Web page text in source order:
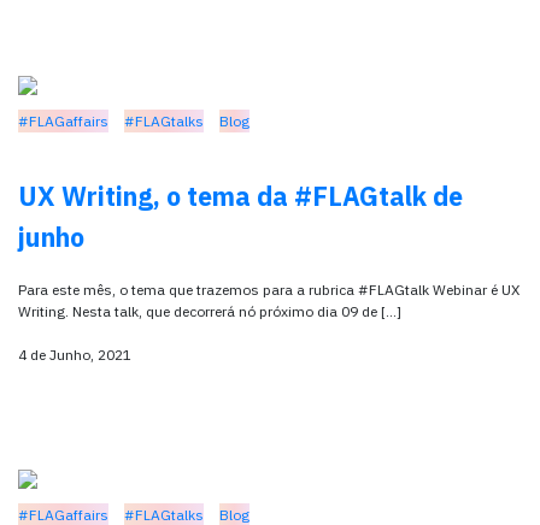
#FLAGaffairs #FLAGtalks Blog
UX Writing, o tema da #FLAGtalk de
junho
Para este mês, o tema que trazemos para a rubrica #FLAGtalk Webinar é UX
Writing. Nesta talk, que decorrerá nó próximo dia 09 de […]
4 de Junho, 2021
#FLAGaffairs #FLAGtalks Blog